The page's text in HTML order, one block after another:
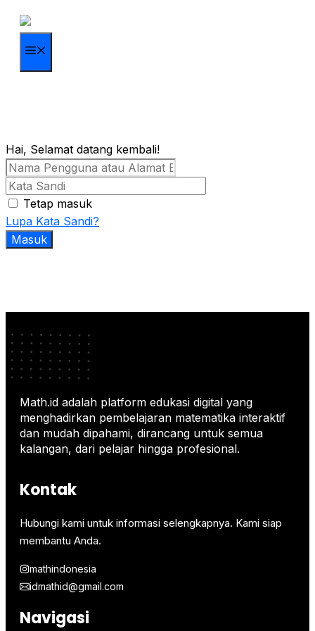
Langsung
Hai, Selamat datang kembali!
Tetap masuk
Lupa Kata Sandi?
Masuk
Math.id adalah platform edukasi digital yang
menghadirkan pembelajaran matematika interaktif
dan mudah dipahami, dirancang untuk semua
kalangan, dari pelajar hingga profesional.
Kontak
Hubungi kami untuk informasi selengkapnya. Kami siap
membantu Anda.
mathindonesia
idmathid@gmail.com
Navigasi